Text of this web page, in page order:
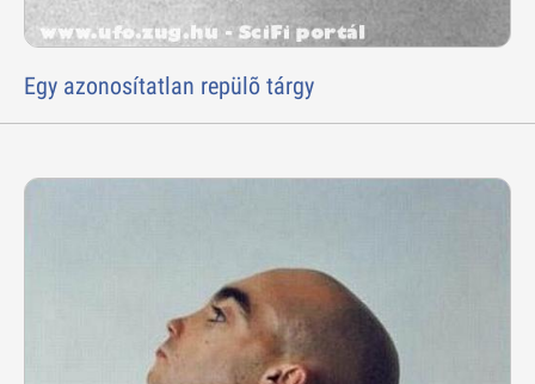
Egy azonosítatlan repülõ tárgy